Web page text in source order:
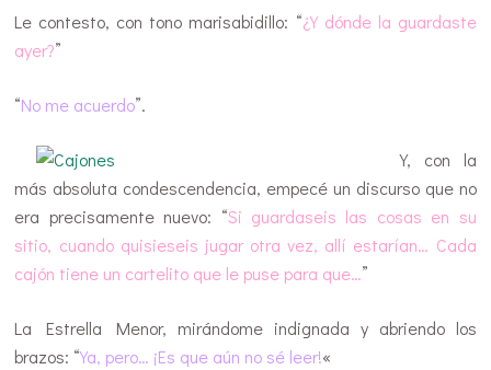
Le contesto, con tono marisabidillo: “¿Y dónde la guardaste
ayer?”
“No me acuerdo”.
Y, con la
más absoluta condescendencia, empecé un discurso que no
era precisamente nuevo: “Si guardaseis las cosas en su
sitio, cuando quisieseis jugar otra vez, allí estarían… Cada
cajón tiene un cartelito que le puse para que…”
La Estrella Menor, mirándome indignada y abriendo los
brazos: “Ya, pero… ¡Es que aún no sé leer!«